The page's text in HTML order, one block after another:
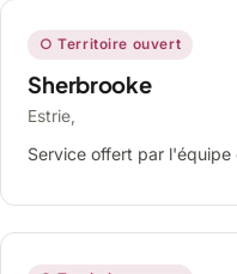
○ Territoire ouvert
Sherbrooke
Estrie,
Service offert par